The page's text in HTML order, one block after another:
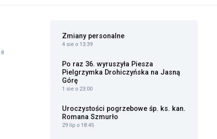
Zmiany personalne
4 sie o 13:39
Po raz 36. wyruszyła Piesza
Pielgrzymka Drohiczyńska na Jasną
Górę
1 sie o 23:00
Uroczystości pogrzebowe śp. ks. kan.
Romana Szmurło
29 lip o 18:45